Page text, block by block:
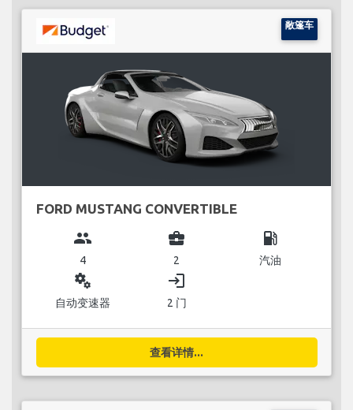
敞篷车
FORD MUSTANG CONVERTIBLE
group
4
business_center
2
local_gas_station
汽油
miscellaneous_services
自动变速器
login
2 门
查看详情...